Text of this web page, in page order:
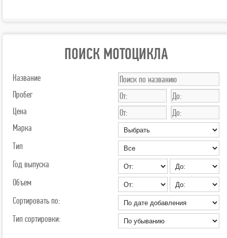
ПОИСК МОТОЦИКЛА
Название
Пробег
Цена
Марка
Тип
Год выпуска
Объем
Сортировать по:
Тип сортировки: